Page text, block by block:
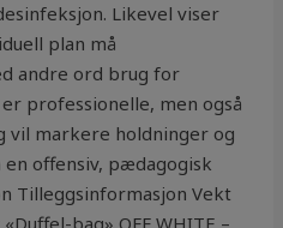
Likevel viser
plan må
andre ord brug for
professionelle, men også
vil markere holdninger og
offensiv, pædagogisk
Tilleggsinformasjon Vekt